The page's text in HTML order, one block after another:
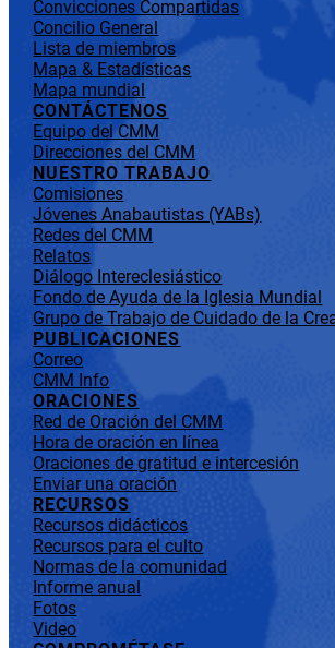
Convicciones Compartidas
Concilio General
Lista de miembros
Mapa & Estadísticas
Mapa mundial
CONTÁCTENOS
Equipo del CMM
Direcciones del CMM
NUESTRO TRABAJO
Comisiones
Jóvenes Anabautistas (YABs)
Redes del CMM
Relatos
Diálogo Intereclesiástico
Fondo de Ayuda de la Iglesia Mundial
Grupo de Trabajo de Cuidado de la
PUBLICACIONES
Correo
CMM Info
ORACIONES
Red de Oración del CMM
Hora de oración en línea
Oraciones de gratitud e intercesión
Enviar una oración
RECURSOS
Recursos didácticos
Recursos para el culto
Normas de la comunidad
Informe anual
Fotos
Video